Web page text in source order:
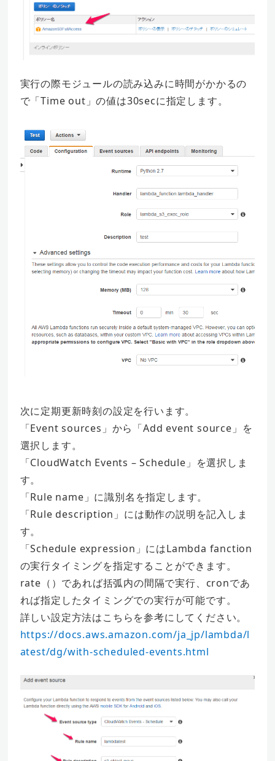
実行の際モジュールの読み込みに時間がかかるの
で「Time out」の値は30secに指定します。
次に定期更新時刻の設定を行います。
「Event sources」から「Add event source」を
選択します。
「CloudWatch Events – Schedule」を選択しま
す。
「Rule name」に識別名を指定します。
「Rule description」には動作の説明を記入しま
す。
「Schedule expression」にはLambda fanction
の実行タイミングを指定することができます。
rate（）であれば括弧内の間隔で実行、cronであ
れば指定したタイミングでの実行が可能です。
詳しい設定方法はこちらを参考にしてください。
https://docs.aws.amazon.com/ja_jp/lambda/l
atest/dg/with-scheduled-events.html